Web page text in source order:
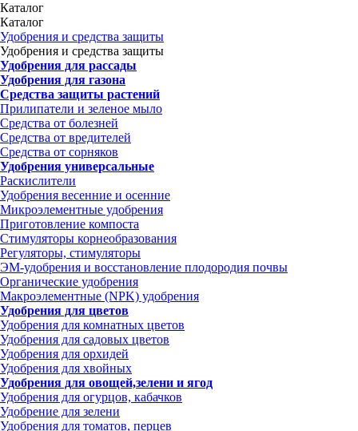
Каталог
Каталог
Удобрения и средства защиты
Удобрения и средства защиты
Удобрения для рассады
Удобрения для газона
Средства защиты растений
Прилипатели и зеленое мыло
Средства от болезней
Средства от вредителей
Средства от сорняков
Удобрения универсальные
Раскислители
Удобрения весенние и осенние
Микроэлементные удобрения
Приготовление компоста
Стимуляторы корнеобразования
Регуляторы, стимуляторы
ЭМ-удобрения и восстановление плодородия почвы
Органические удобрения
Макроэлементные (NPK) удобрения
Удобрения для цветов
Удобрения для комнатных цветов
Удобрения для садовых цветов
Удобрения для орхидей
Удобрения для хвойных
Удобрения для овощей,зелени и ягод
Удобрения для огурцов, кабачков
Удобрение для зелени
Удобрения для томатов, перцев